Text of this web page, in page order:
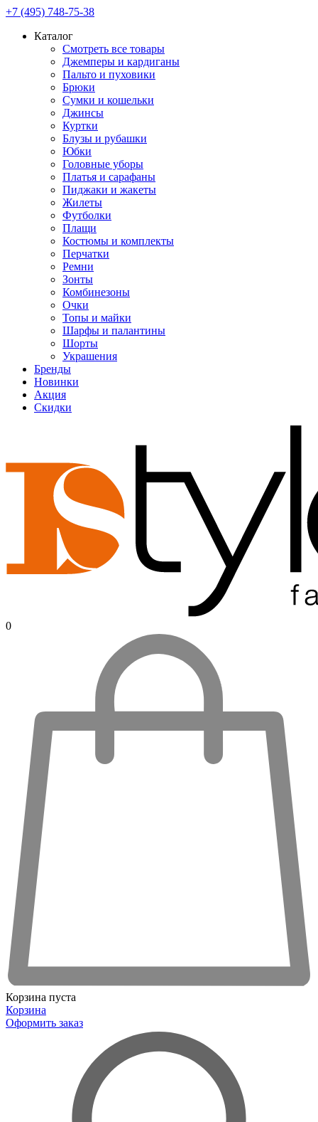
+7 (495) 748-75-38
Каталог
Смотреть все товары
Джемперы и кардиганы
Пальто и пуховики
Брюки
Сумки и кошельки
Джинсы
Куртки
Блузы и рубашки
Юбки
Головные уборы
Платья и сарафаны
Пиджаки и жакеты
Жилеты
Футболки
Плащи
Костюмы и комплекты
Перчатки
Ремни
Зонты
Комбинезоны
Очки
Топы и майки
Шарфы и палантины
Шорты
Украшения
Бренды
Новинки
Акция
Скидки
0
Корзина пуста
Корзина
Оформить заказ